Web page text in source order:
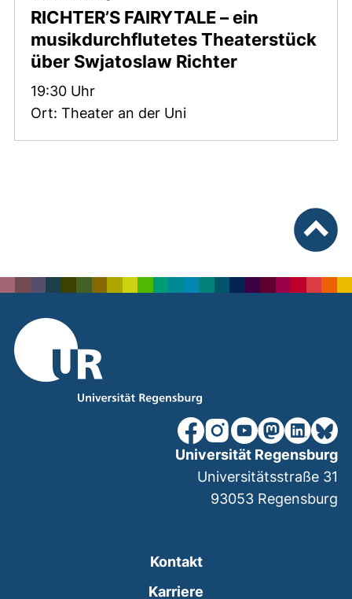
RICHTER’S FAIRYTALE– ein
musikdurchflutetes Theaterstück
über Swjatoslaw Richter
Zeit:
19:30 Uhr
Ort: Theater an der Uni
nach
unsere Facebook-Seite
unsere Instagram-
unsere YouTube-
unsereunsere
Kontakt
Karriere
Universität Regensburg
Universitätsstraße 31
93053 Regensburg